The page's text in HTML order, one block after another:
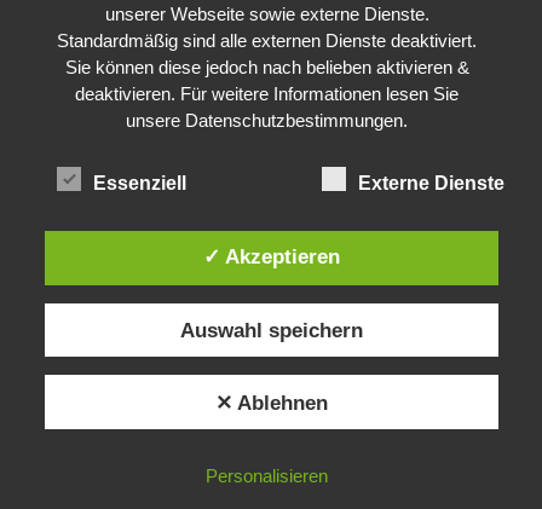
unserer Webseite sowie externe Dienste.
Standardmäßig sind alle externen Dienste deaktiviert.
Sie können diese jedoch nach belieben aktivieren &
deaktivieren. Für weitere Informationen lesen Sie
unsere Datenschutzbestimmungen.
Essenziell Externe Dienste
✓ Akzeptieren
Auswahl speichern
✕ Ablehnen
Personalisieren